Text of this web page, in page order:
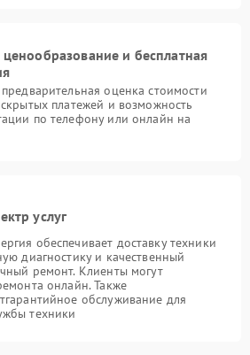
и бесплатная
оценка стоимости
платежей и возможность
по телефону или онлайн на
услуг
обеспечивает доставку техники
диагностику и качественный
ремонт. Клиенты могут
онлайн. Также
обслуживание для
техники